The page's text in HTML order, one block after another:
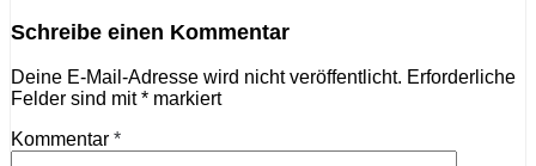
Schreibe einen Kommentar
Deine E-Mail-Adresse wird nicht veröffentlicht. Erforderliche
Felder sind mit* markiert
Kommentar *